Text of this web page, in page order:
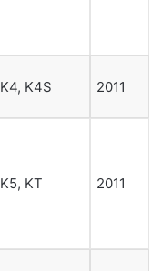
K4, K4S 2011
K5, KT 2011